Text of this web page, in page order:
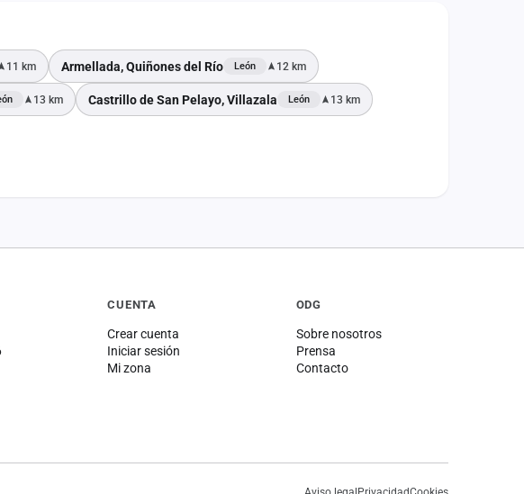
11 km Armellada, Quiñones del Río León 12 km
13 km Castrillo de San Pelayo, Villazala León 13 km
CUENTA
Crear cuenta
Iniciar sesión
Mi zona
ODG
Sobre nosotros
Prensa
Contacto